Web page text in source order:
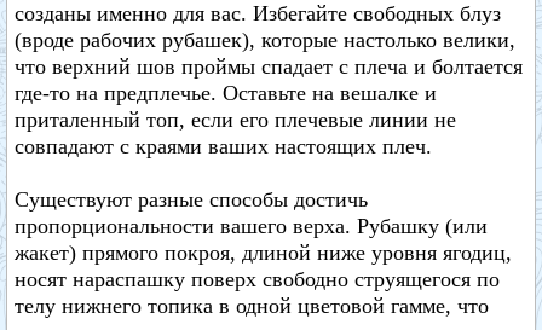
созданы именно для вас. Избегайте свободных блуз
(вроде рабочих рубашек), которые настолько велики,
что верхний шов проймы спадает с плеча и болтается
где-то на предплечье. Оставьте на вешалке и
приталенный топ, если его плечевые линии не
совпадают с краями ваших настоящих плеч.
Существуют разные способы достичь
пропорциональности вашего верха. Рубашку (или
жакет) прямого покроя, длиной ниже уровня ягодиц,
носят нараспашку поверх свободно струящегося по
телу нижнего топика в одной цветовой гамме, что